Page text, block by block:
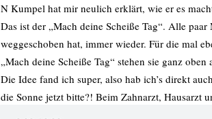
N Kumpel hat mir neulich erklärt, wie er es
Das ist der „Mach deine Scheiße Tag“. Alle
weggeschoben hat, immer wieder. Für die mal
„Mach deine Scheiße Tag“ stehen sie ganz
Die Idee fand ich super, also hab ich’s direkt
die Sonne jetzt bitte?! Beim Zahnarzt, Hausarzt